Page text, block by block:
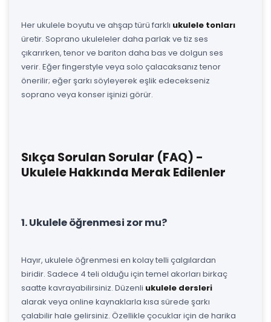
Her ukulele boyutu ve ahşap türü farklı ukulele tonları
üretir. Soprano ukuleleler daha parlak ve tiz ses
çıkarırken, tenor ve bariton daha bas ve dolgun ses
verir. Eğer fingerstyle veya solo çalacaksanız tenor
önerilir; eğer şarkı söyleyerek eşlik edecekseniz
soprano veya konser işinizi görür.
Sıkça Sorulan Sorular (FAQ) -
Ukulele Hakkında Merak Edilenler
1. Ukulele öğrenmesi zor mu?
Hayır, ukulele öğrenmesi en kolay telli çalgılardan
biridir. Sadece 4 teli olduğu için temel akorları birkaç
saatte kavrayabilirsiniz. Düzenli ukulele dersleri
alarak veya online kaynaklarla kısa sürede şarkı
çalabilir hale gelirsiniz. Özellikle çocuklar için de harika